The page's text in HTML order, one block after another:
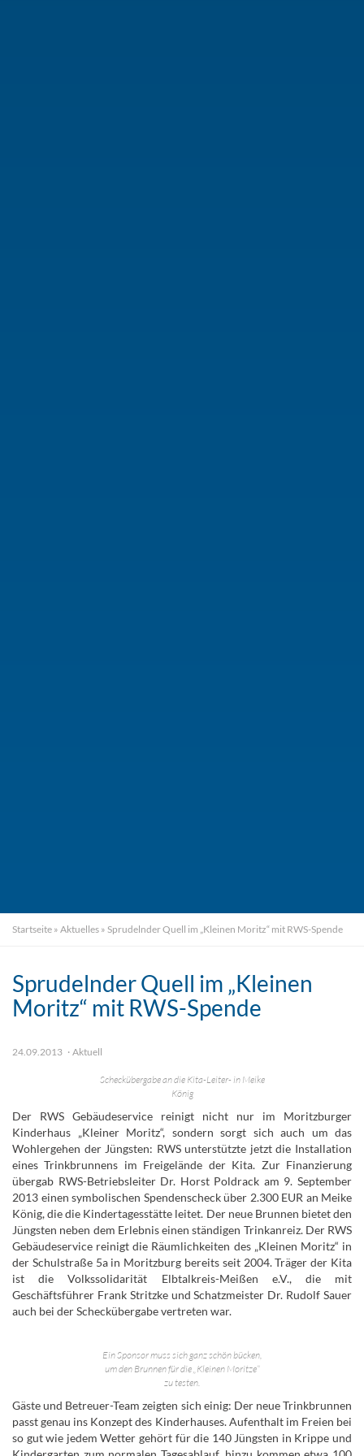
Startseite » Aktuelles » Sprudelnder Quell im „Kleinen Moritz“ mit RWS-Spende
Sprudelnder Quell im „Kleinen
Moritz“ mit RWS-Spende
24.09.2013 Aktuell
Scheckübergabe an die Kita-Leiter- in Meike
König
Der RWS Gebäudeservice reinigt nicht nur im Moritzburger
Kinderhaus „Kleiner Moritz“, sondern sorgt sich auch um das
Wohlergehen der Jüngsten: RWS unterstützte jetzt die Installation
eines Trinkbrunnens im Freigelände der Kita. Zur Finanzierung
übergab RWS-Betriebsleiter Dr. Horst Poldrack am 9. September
2013 einen symbolischen Spendenscheck über 2.300 EUR an Meike
König, die die Kindertagesstätte leitet. Der neue Brunnen bietet den
Jüngsten neben dem Erlebnis einen ständigen Trinkanreiz. Der RWS
Gebäudeservice reinigt die Räumlichkeiten des „Kleinen Moritz“ in
der Schulstraße 5a in Moritzburg bereits seit 2004. Träger der Kita
ist die Volkssolidarität Elbtalkreis-Meißen e.V., die mit
Geschäftsführer Frank Stritzke und Schatzmeister Dr. Rudolf Sauer
auch bei der Scheckübergabe vertreten war.
Ein Sponsor muss sich ganz schön bücken,
um den Brunnen für die „Kleinen Moritze“
zu testen.
Gäste und Betreuer-Team zeigten sich einig: Der neue Trinkbrunnen
passt genau ins Konzept des Kinderhauses. Aufenthalt im Freien bei
so gut wie jedem Wetter gehört für die 140 Jüngsten in Krippe und